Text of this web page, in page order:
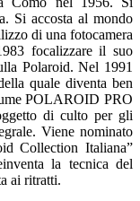
Si accosta al mondo
di una fotocamera
focalizzare il suo
Polaroid. Nel 1991
quale diventa ben
POLAROID PRO
di culto per gli
Viene nominato
Collection Italiana”
la tecnica del
ai ritratti.